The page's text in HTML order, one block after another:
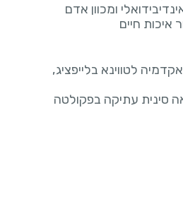
ומכוון אדם
איכות חיים
לטווינא בלייפציג,
סינית עתיקה בפקולטה